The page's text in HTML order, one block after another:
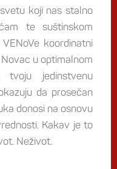
koji nas stalno
te suštinskom
koordinatni
u optimalnom
tvoju jedinstvenu
da prosečan
donosi na osnovu
Kakav je to
Neživot.